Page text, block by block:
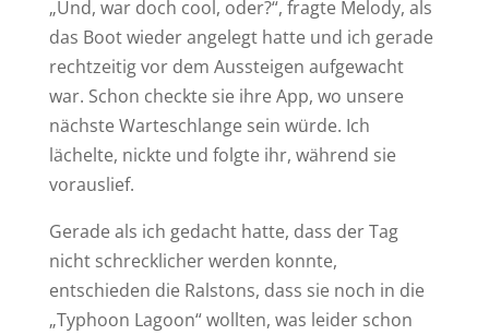
„Und, war doch cool, oder?“, fragte Melody, als
das Boot wieder angelegt hatte und ich gerade
rechtzeitig vor dem Aussteigen aufgewacht
war. Schon checkte sie ihre App, wo unsere
nächste Warteschlange sein würde. Ich
lächelte, nickte und folgte ihr, während sie
vorauslief.
Gerade als ich gedacht hatte, dass der Tag
nicht schrecklicher werden konnte,
entschieden die Ralstons, dass sie noch in die
„Typhoon Lagoon“ wollten, was leider schon